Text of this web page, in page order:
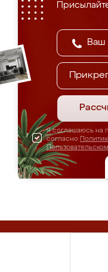
Я соглашаюсь на
согласно